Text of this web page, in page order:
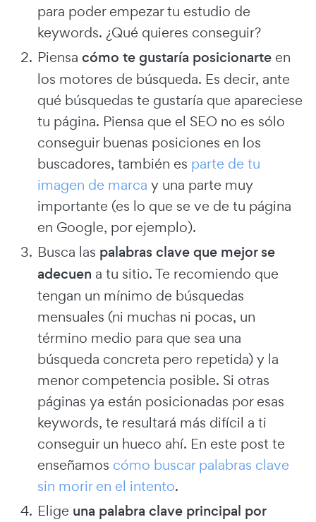
para poder empezar tu estudio de
keywords. ¿Qué quieres conseguir?
Piensa cómo te gustaría posicionarte en
los motores de búsqueda. Es decir, ante
qué búsquedas te gustaría que apareciese
tu página. Piensa que el SEO no es sólo
conseguir buenas posiciones en los
buscadores, también es parte de tu
imagen de marca y una parte muy
importante (es lo que se ve de tu página
en Google, por ejemplo).
Busca las palabras clave que mejor se
adecuen a tu sitio. Te recomiendo que
tengan un mínimo de búsquedas
mensuales (ni muchas ni pocas, un
término medio para que sea una
búsqueda concreta pero repetida) y la
menor competencia posible. Si otras
páginas ya están posicionadas por esas
keywords, te resultará más difícil a ti
conseguir un hueco ahí. En este post te
enseñamos cómo buscar palabras clave
sin morir en el intento.
Elige una palabra clave principal por